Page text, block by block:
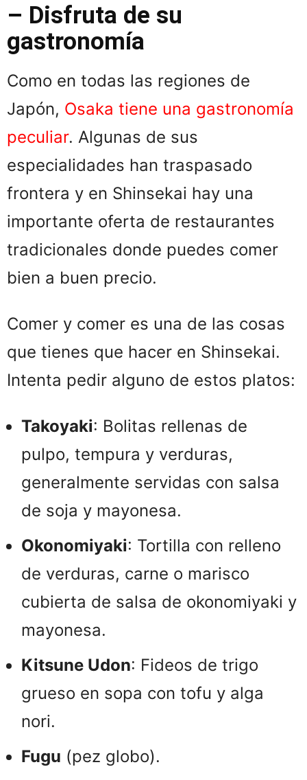
– Disfruta de su
gastronomía
Como en todas las regiones de
Japón, Osaka tiene una gastronomía
peculiar. Algunas de sus
especialidades han traspasado
frontera y en Shinsekai hay una
importante oferta de restaurantes
tradicionales donde puedes comer
bien a buen precio.
Comer y comer es una de las cosas
que tienes que hacer en Shinsekai.
Intenta pedir alguno de estos platos:
Takoyaki: Bolitas rellenas de
pulpo, tempura y verduras,
generalmente servidas con salsa
de soja y mayonesa.
Okonomiyaki: Tortilla con relleno
de verduras, carne o marisco
cubierta de salsa de okonomiyaki y
mayonesa.
Kitsune Udon: Fideos de trigo
grueso en sopa con tofu y alga
nori.
Fugu (pez globo).